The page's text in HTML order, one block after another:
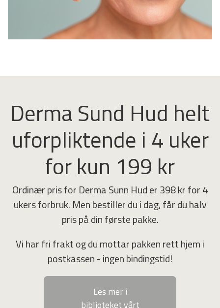
Derma Sund Hud helt
uforpliktende i 4 uker
for kun 199 kr
Ordinær pris for Derma Sunn Hud er 398 kr for 4
ukers forbruk. Men bestiller du i dag, får du halv
pris på din første pakke.
Vi har fri frakt og du mottar pakken rett hjem i
postkassen - ingen bindingstid!
Les mer i
biblioteket vårt